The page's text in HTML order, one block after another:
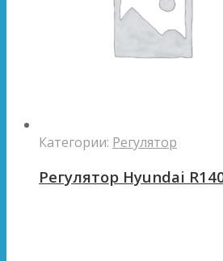
Категории: Регулятор
Регулятор Hyundai